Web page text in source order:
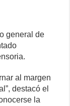
general de
al margen
destacó el
la